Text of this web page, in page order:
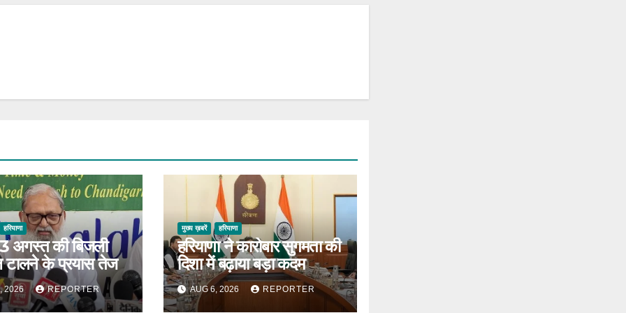
हरियाणा
अगस्त की बिजली
टालने के प्रयास तेज
2026 REPORTER
मुख्य ख़बरें हरियाणा
हरियाणा ने कारोबार सुगमता की
दिशा में बढ़ाया बड़ा कदम
AUG 6, 2026 REPORTER